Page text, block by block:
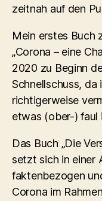
zeitnah auf den
Mein erstes Buch
„Corona – eine
2020 zu Beginn
Schnellschuss,
richtigerweise
etwas (ober-) faul
Das Buch „Die
setzt sich in einer
faktenbezogen
Corona im